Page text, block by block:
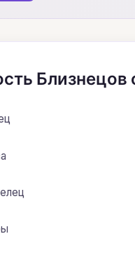
Близнецов